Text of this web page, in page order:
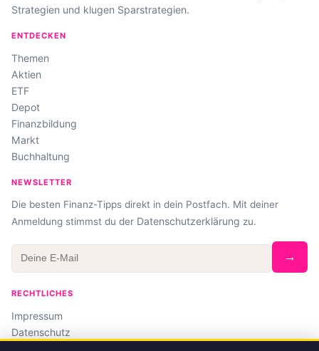
Strategien und klugen Sparstrategien.
ENTDECKEN
Themen
Aktien
ETF
Depot
Finanzbildung
Markt
Buchhaltung
NEWSLETTER
Die besten Finanz-Tipps direkt in dein Postfach. Mit deiner
Anmeldung stimmst du der Datenschutzerklärung zu.
→
RECHTLICHES
Impressum
Datenschutz